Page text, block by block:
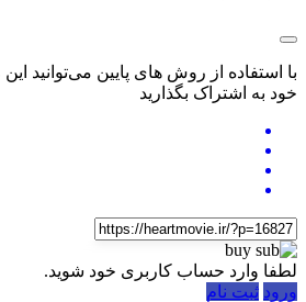
با استفاده از روش های پایین می‌توانید
خود به اشتراک بگذارید
لطفا وارد حساب کاربری خود شوید.
ورود ثبت نام